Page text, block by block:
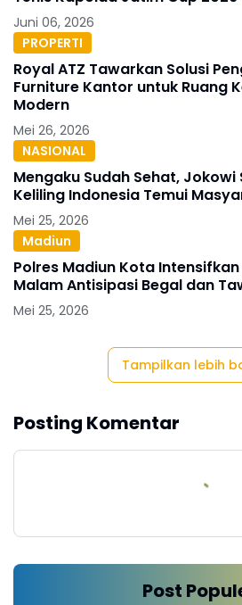
Juni 06, 2026
PROPERTI
Royal ATZ Tawarkan Solusi
Furniture Kantor untuk Ruang
Modern
Mei 26, 2026
NASIONAL
Mengaku Sudah Sehat, Jokowi
Keliling Indonesia Temui
Mei 25, 2026
Madiun
Polres Madiun Kota
Malam Antisipasi Begal dan
Mei 25, 2026
Tampilkan lebih
Posting Komentar
Post